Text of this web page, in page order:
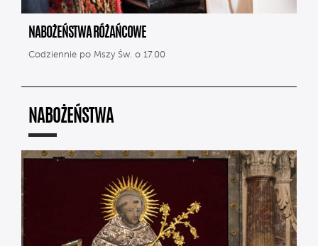
NABOŻEŃSTWA RÓŻAŃCOWE
Codziennie po Mszy Św. o 17.00
NABOŻEŃSTWA